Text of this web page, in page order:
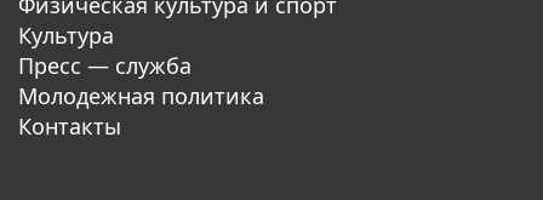
Культура
Пресс — служба
Молодежная политика
Контакты